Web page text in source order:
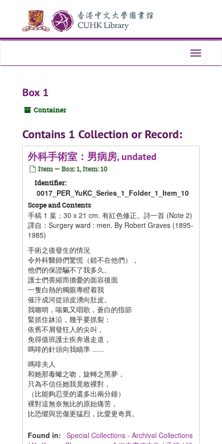
content
Toggle
Box 1
Container
Contains 1 Collection or Record:
外科手術室：男病房, undated
Item — Box: 1, Item: 10
Identifier:
0017_PER_YuKC_Series_1_Folder_1_Item_10
Scope and Contents
手稿 1 葉；30 x 21 cm. 有紅色修正。詩一首 (Note 2)
譯自：Surgery ward : men. By Robert Graves (1895-
1985)
手術之後發生的情況
令外科醫師們驚慌（錯不在他們），
他們的保證騙不了我多久。
護士們畏縮而擔憂的面容後面
一隻白熱的獨眼專瞪着我
催汗成河從頭皮湧向肚皮。
我唿哨，喘氣又唱歌，蒼白的指節
緊抓住牀沿，幾乎要抓裂：
依舊不屑發狂人的尖叫，
免得值班護士疾奔過走道，
嗎啡的針頭向我瞄準 ......
嗎啡夫人
和她那毒蠍之吻，旋轉之黑夢，
只為不信任她我竟敢裸對，
（比能夠忍受的還多出兩分鐘）
裸對這無奈無比的原始痛苦，
比恐懼與悲傷更猛烈，比愛更奇異。
Found in: Special Collections - Archival Collections